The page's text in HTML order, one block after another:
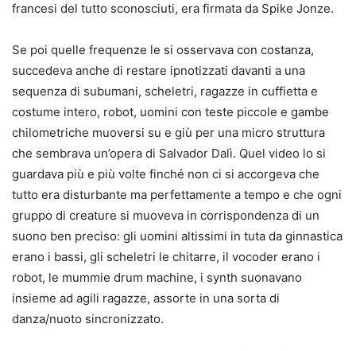
francesi del tutto sconosciuti, era firmata da Spike Jonze.
Se poi quelle frequenze le si osservava con costanza,
succedeva anche di restare ipnotizzati davanti a una
sequenza di subumani, scheletri, ragazze in cuffietta e
costume intero, robot, uomini con teste piccole e gambe
chilometriche muoversi su e giù per una micro struttura
che sembrava un’opera di Salvador Dalì. Quel video lo si
guardava più e più volte finché non ci si accorgeva che
tutto era disturbante ma perfettamente a tempo e che ogni
gruppo di creature si muoveva in corrispondenza di un
suono ben preciso: gli uomini altissimi in tuta da ginnastica
erano i bassi, gli scheletri le chitarre, il vocoder erano i
robot, le mummie drum machine, i synth suonavano
insieme ad agili ragazze, assorte in una sorta di
danza/nuoto sincronizzato.